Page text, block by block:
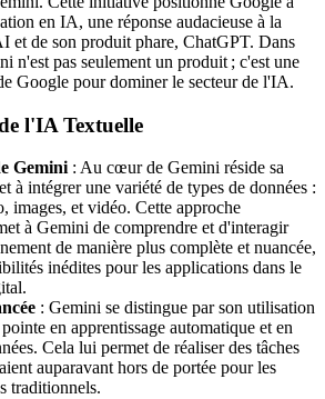
en IA, une réponse audacieuse à la
et de son produit phare, ChatGPT. Dans
n'est pas seulement un produit ; c'est une
Google pour dominer le secteur de l'IA.
l'IA Textuelle
Gemini : Au cœur de Gemini réside sa
à intégrer une variété de types de données :
images, et vidéo. Cette approche
à Gemini de comprendre et d'interagir
de manière plus complète et nuancée,
inédites pour les applications dans le
: Gemini se distingue par son utilisation
en apprentissage automatique et en
Cela lui permet de réaliser des tâches
auparavant hors de portée pour les
traditionnels.